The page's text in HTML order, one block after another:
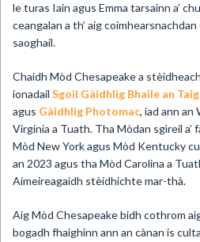
le turas Iain agus Emma tarsainn a’
ceangalan a th’ aig
saoghail.
Chaidh Mòd Chesapeake a
ionadail Sgoil Gàidhlig Bhaile an
agus Gàidhlig Photomac, iad ann an
Virginia a Tuath. Tha Mòdan sgìreil
Mòd New York agus Mòd Kentucky
an 2023 agus tha Mòd Carolina a
Aimeireagaidh stèidhichte mar-thà.
Aig Mòd Chesapeake bidh cothrom
bogadh fhaighinn ann an cànan is